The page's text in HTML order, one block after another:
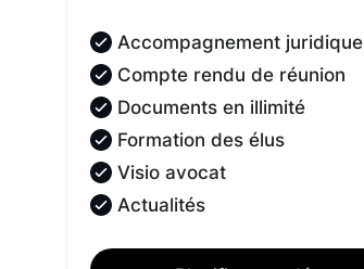
Accompagnement juridique
Compte rendu de réunion
Documents en illimité
Formation des élus
Visio avocat
Actualités